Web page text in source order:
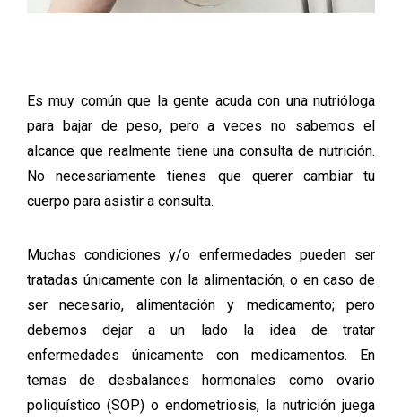
Es muy común que la gente acuda con una nutrióloga
para bajar de peso, pero a veces no sabemos el
alcance que realmente tiene una consulta de nutrición.
No necesariamente tienes que querer cambiar tu
cuerpo para asistir a consulta.
Muchas condiciones y/o enfermedades pueden ser
tratadas únicamente con la alimentación, o en caso de
ser necesario, alimentación y medicamento; pero
debemos dejar a un lado la idea de tratar
enfermedades únicamente con medicamentos. En
temas de desbalances hormonales como ovario
poliquístico (SOP) o endometriosis, la nutrición juega